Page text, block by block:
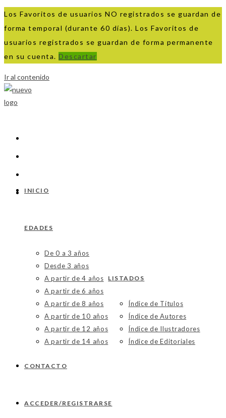
Los Favoritos de usuarios NO registrados se guardan de
forma temporal (durante 60 días). Los Favoritos de
usuarios registrados se guardan de forma permanente
en su cuenta. Descartar
Ir al contenido
INICIO
EDADES
De 0 a 3 años
Desde 3 años
A partir de 4 años
A partir de 6 años
A partir de 8 años
A partir de 10 años
A partir de 12 años
A partir de 14 años
LISTADOS
Índice de Títulos
Índice de Autores
Índice de Ilustradores
Índice de Editoriales
CONTACTO
ACCEDER/REGISTRARSE